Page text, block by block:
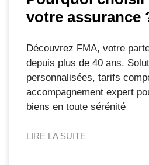
votre assurance
Découvrez FMA, votre
depuis plus de 40 ans.
personnalisées, tarifs
accompagnement expert
biens en toute sérénité
LIRE LA SUITE